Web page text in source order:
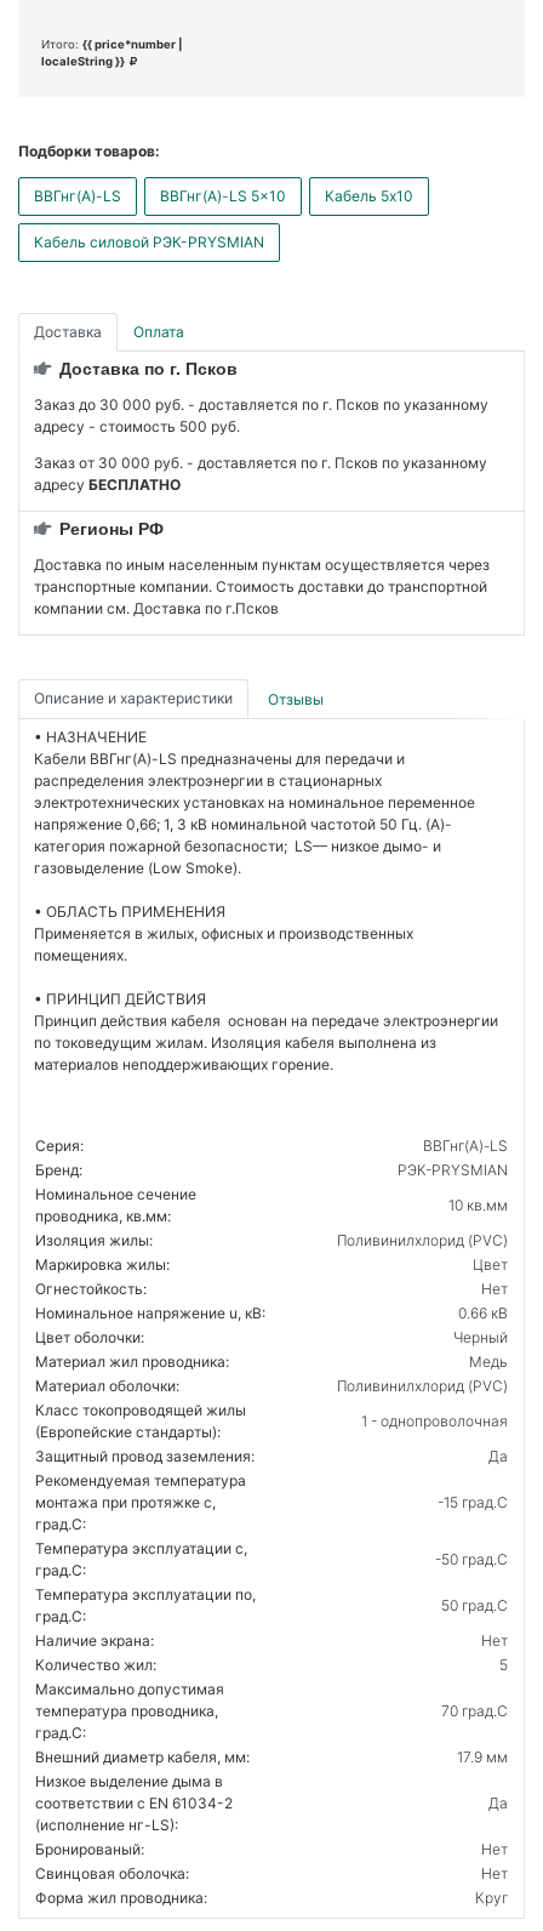
Итого: {{ price*number |
localeString }}
Подборки товаров:
ВВГнг(А)-LS ВВГнг(А)-LS 5x10 Кабель 5x10
Кабель силовой РЭК-PRYSMIAN
Доставка Оплата
Доставка по г. Псков
Заказ до 30 000 руб. - доставляется по г. Псков по указанному
адресу - стоимость 500 руб.
Заказ от 30 000 руб. - доставляется по г. Псков по указанному
адресу БЕСПЛАТНО
Регионы РФ
Доставка по иным населенным пунктам осуществляется через
транспортные компании. Стоимость доставки до транспортной
компании см. Доставка по г.Псков
Описание и характеристики Отзывы
• НАЗНАЧЕНИЕ
Кабели ВВГнг(А)-LS предназначены для передачи и
распределения электроэнергии в стационарных
электротехнических установках на номинальное переменное
напряжение 0,66; 1, 3 кВ номинальной частотой 50 Гц. (A)-
категория пожарной безопасности; LS— низкое дымо- и
газовыделение (Low Smoke).
• ОБЛАСТЬ ПРИМЕНЕНИЯ
Применяется в жилых, офисных и производственных
помещениях.
• ПРИНЦИП ДЕЙСТВИЯ
Принцип действия кабеля основан на передаче электроэнергии
по токоведущим жилам. Изоляция кабеля выполнена из
материалов неподдерживающих горение.
Серия:
ВВГнг(А)-LS
Бренд:
РЭК-PRYSMIAN
Номинальное сечение
проводника, кв.мм:
10 кв.мм
Изоляция жилы:
Поливинилхлорид (PVC)
Маркировка жилы:
Цвет
Огнестойкость:
Нет
Номинальное напряжение u, кВ:
0.66 кВ
Цвет оболочки:
Черный
Материал жил проводника:
Медь
Материал оболочки:
Поливинилхлорид (PVC)
Класс токопроводящей жилы
(Европейские стандарты):
1 - однопроволочная
Защитный провод заземления:
Да
Рекомендуемая температура
монтажа при протяжке с,
град.C:
-15 град.C
Температура эксплуатации с,
град.C:
-50 град.C
Температура эксплуатации по,
град.C:
50 град.C
Наличие экрана:
Нет
Количество жил:
5
Максимально допустимая
температура проводника,
град.C:
70 град.C
Внешний диаметр кабеля, мм:
17.9 мм
Низкое выделение дыма в
соответствии с EN 61034-2
(исполнение нг-LS):
Да
Бронированый:
Нет
Свинцовая оболочка:
Нет
Форма жил проводника:
Круг